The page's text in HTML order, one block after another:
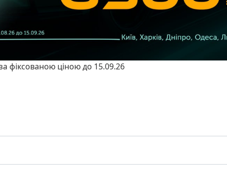
фіксованою ціною до 15.09.26